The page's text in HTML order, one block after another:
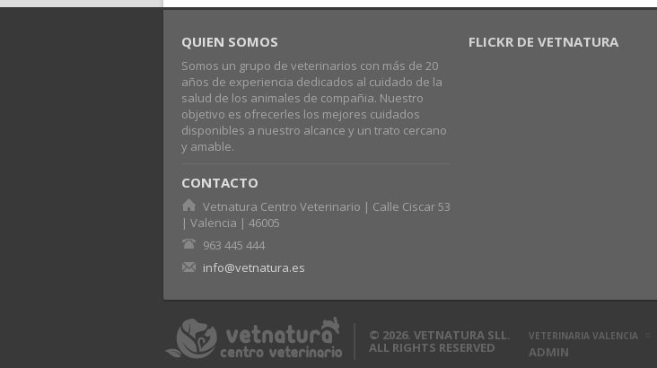
QUIEN SOMOS
Somos un grupo de veterinarios con más de 20
años de experiencia dedicados al cuidado de la
salud de los animales de compañia. Nuestro
objetivo es ofrecerles los mejores cuidados
disponibles a nuestro alcance y un trato cercano
y amable.
CONTACTO
Vetnatura Centro Veterinario | Calle Ciscar 53
| Valencia | 46005
963 445 444
info@vetnatura.es
FLICKR DE VETNATURA
© 2026. VETNATURA SLL.
ALL RIGHTS RESERVED
VETERINARIA VALENCIA
ADMIN